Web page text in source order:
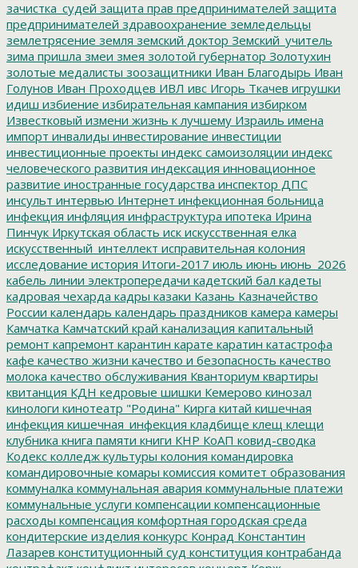
зачистка_судей защита прав предпринимателей защита
предпринимателей здравоохранение земледельцы
землетрясение земля земский доктор Земский_учитель
зима пришла змеи змея золотой губернатор Золотухин
золотые медалисты зоозащитники Иван Благодырь Иван
Голунов Иван Проходцев ИВЛ ивс Игорь Ткачев игрушки
идиш избиение избирательная кампания избирком
Известковый измени жизнь к лучшему Израиль имена
импорт инвалиды инвестирование инвестиции
инвестиционные проекты индекс самоизоляции индекс
человеческого развития индексация инновационное
развитие иностранные государства инспектор ДПС
инсульт интервью Интернет инфекционная больница
инфекция инфляция инфраструктура ипотека Ирина
Пинчук Иркутская область иск искусственная елка
искусственный_интеллект исправительная колония
исследование история Итоги-2017 июль июнь июнь_2026
кабель линии электропередачи кадетский бал кадеты
кадровая чехарда кадры казаки Казань Казначейство
России календарь календарь праздников камера камеры
Камчатка Камчатский край канализация капитальный
ремонт капремонт карантин карате каратин катастрофа
кафе качество жизни качество и безопасность качество
молока качество обслуживания Кванториум квартиры
квитанция КДН кедровые шишки Кемерово кинозал
кинологи кинотеатр "Родина" Кирга китай кишечная
инфекция кишечная_инфекция кладбище клещ клещи
клубника книга памяти книги КНР КоАП ковид-сводка
Кодекс колледж культуры колония командировка
командировочные комары комиссия комитет образования
коммуналка коммунальная авария коммунальные платежи
коммунальные услуги компенсации компенсационные
расходы компенсация комфортная городская среда
кондитерские изделия конкурс Конрад Константин
Лазарев конституционный суд конституция контрабанда